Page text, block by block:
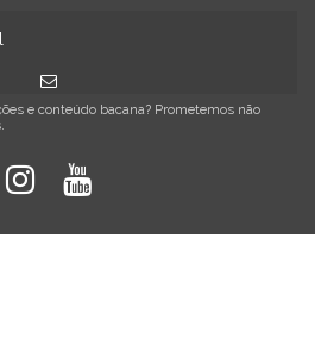
e conteúdo bacana? Prometemos não